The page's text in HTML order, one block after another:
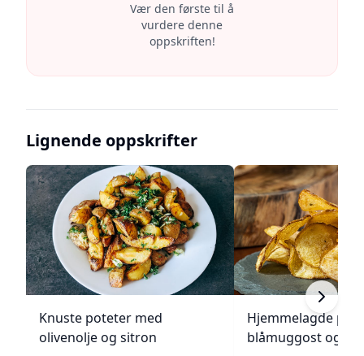
Vær den første til å
vurdere denne
oppskriften!
Lignende oppskrifter
Knuste poteter med
olivenolje og sitron
Hjemmelagde
blåmuggost og